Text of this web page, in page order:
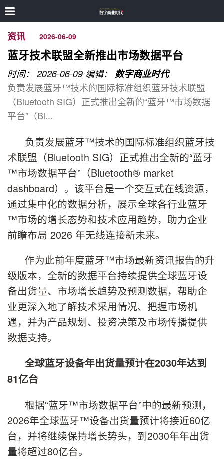
资讯 2026-06-09
蓝牙技术联盟全新推出市场数据平台
时间： 2026-06-09 编辑： 数字商业时代
负责发展蓝牙™技术的国际标准组织蓝牙技术联盟
（Bluetooth SIG）正式推出全新的“蓝牙™市场数据
平台”（Bl...
负责发展蓝牙™技术的国际标准组织蓝牙技
术联盟（Bluetooth SIG）正式推出全新的“蓝牙
™市场数据平台”（Bluetooth® market
dashboard）。该平台是一个交互式在线资源，
通过集中化的数据分析，展示全球各行业蓝牙
™市场的增长态势和技术应用趋势，助力企业
前瞻布局 2026 年无线连接新未来。
作为此前年度蓝牙™市场最新资讯报告的升
级版本，全新的数据平台持续提供全球蓝牙设
备出货量、市场增长趋势及预测数据，帮助企
业更深入地了解技术采用情况、把握市场机
遇，并为产品规划、投资决策及市场传播提供
数据支持。
全球蓝牙设备年出货量预计在2030年达到
81亿台
根据“蓝牙™市场数据平台”中的最新预测，
2026年全球蓝牙™设备出货量预计将接近60亿
台，并将继续保持增长势头，到2030年年出货
量将超过80亿台。